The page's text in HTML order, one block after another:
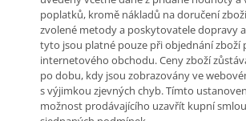
poplatků, kromě nákladů na doručení
zvolené metody a poskytovatele dopravy
tyto jsou platné pouze při objednání zboží
internetového obchodu. Ceny zboží
po dobu, kdy jsou zobrazovány ve
s výjimkou zjevných chyb. Tímto
možnost prodávajícího uzavřít kupní